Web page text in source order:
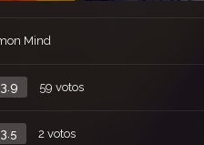
Mind
3.9 59 votos
3.5 2 votos